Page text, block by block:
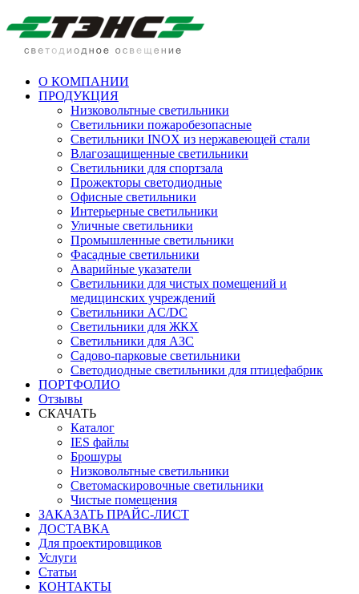
О КОМПАНИИ
ПРОДУКЦИЯ
Низковольтные светильники
Cветильники пожаробезопасные
Светильники INOX из нержавеющей стали
Влагозащищенные светильники
Светильники для спортзала
Прожекторы светодиодные
Офисные светильники
Интерьерные светильники
Уличные светильники
Промышленные светильники
Фасадные светильники
Аварийные указатели
Светильники для чистых помещений и
медицинских учреждений
Светильники AC/DC
Светильники для ЖКХ
Светильники для АЗС
Садово-парковые светильники
Светодиодные светильники для птицефабрик
ПОРТФОЛИО
Отзывы
СКАЧАТЬ
Каталог
IES файлы
Брошуры
Низковольтные светильники
Светомаскировочные светильники
Чистые помещения
ЗАКАЗАТЬ ПРАЙС-ЛИСТ
ДОСТАВКА
Для проектировщиков
Услуги
Статьи
КОНТАКТЫ